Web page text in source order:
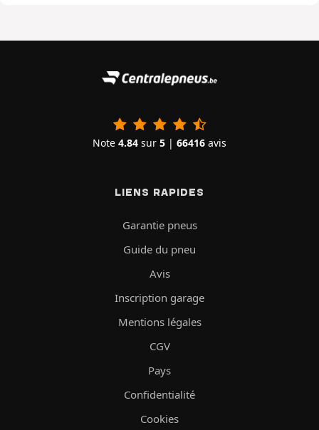
Note 4.84 sur 5 | 66416 avis
LIENS RAPIDES
Garantie pneus
Guide du pneu
Avis
Inscription garage
Mentions légales
CGV
Pays
Confidentialité
Cookies